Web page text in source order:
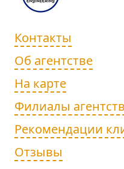
Контакты
Об агентстве
На карте
Филиалы
Рекомендации
Отзывы